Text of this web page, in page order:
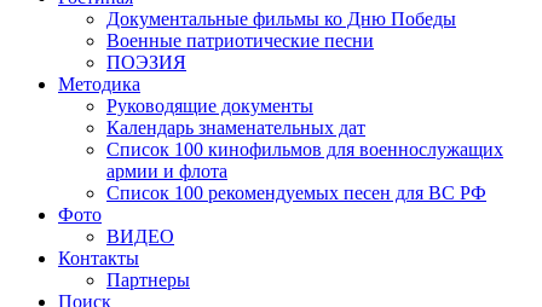
Документальные фильмы ко Дню Победы
Военные патриотические песни
ПОЭЗИЯ
Методика
Руководящие документы
Календарь знаменательных дат
Список 100 кинофильмов для военнослужащих
армии и флота
Список 100 рекомендуемых песен для ВС РФ
Фото
ВИДЕО
Контакты
Партнеры
Поиск